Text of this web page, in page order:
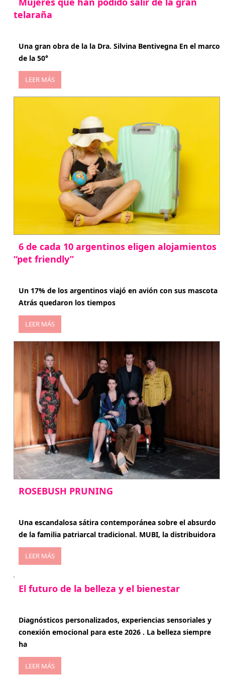
telaraña
Una gran obra de la la Dra. Silvina Bentivegna En el marco
de la 50°
LEER MÁS
6 de cada 10 argentinos eligen alojamientos
“pet friendly”
Un 17% de los argentinos viajó en avión con sus mascota
Atrás quedaron los tiempos
LEER MÁS
ROSEBUSH PRUNING
Una escandalosa sátira contemporánea sobre el absurdo
de la familia patriarcal tradicional. MUBI, la distribuidora
LEER MÁS
El futuro de la belleza y el bienestar
Diagnósticos personalizados, experiencias sensoriales y
conexión emocional para este 2026 . La belleza siempre
ha
LEER MÁS